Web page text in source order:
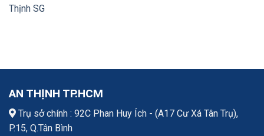
Thịnh SG
AN THỊNH TP.HCM
Trụ sở chính : 92C Phan Huy Ích - (A17 Cư Xá Tân Trụ),
P.15, Q.Tân Bình